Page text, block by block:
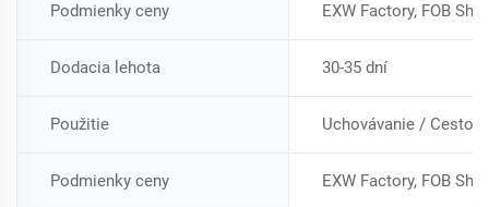
Podmienky ceny EXW Factory, FOB
Dodacia lehota 30-35 dní
Použitie Uchovávanie /
Podmienky ceny EXW Factory, FOB